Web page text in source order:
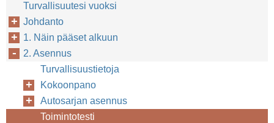
Turvallisuutesi vuoksi
Johdanto
1. Näin pääset alkuun
2. Asennus
Turvallisuustietoja
Kokoonpano
Autosarjan asennus
Toimintotesti